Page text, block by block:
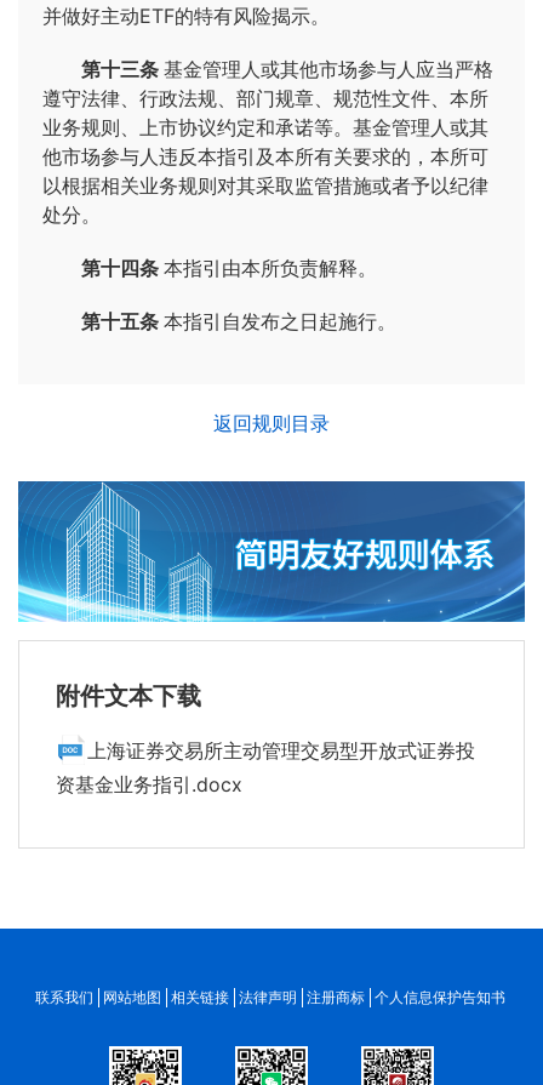
并做好主动ETF的特有风险揭示。
第十三条 基金管理人或其他市场参与人应当严格
遵守法律、行政法规、部门规章、规范性文件、本所
业务规则、上市协议约定和承诺等。基金管理人或其
他市场参与人违反本指引及本所有关要求的，本所可
以根据相关业务规则对其采取监管措施或者予以纪律
处分。
第十四条 本指引由本所负责解释。
第十五条 本指引自发布之日起施行。
返回规则目录
附件文本下载
上海证券交易所主动管理交易型开放式证券投
资基金业务指引.docx
联系我们 网站地图 相关链接 法律声明 注册商标 个人信息保护告知书